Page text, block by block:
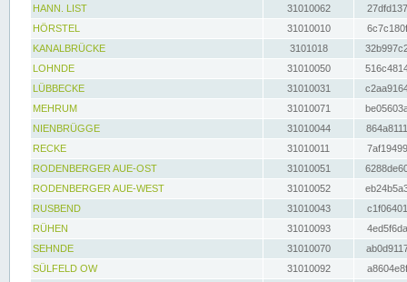
HANN. LIST
31010062
HÖRSTEL
31010010
KANALBRÜCKE
3101018
LOHNDE
31010050
LÜBBECKE
31010031
MEHRUM
31010071
NIENBRÜGGE
31010044
RECKE
31010011
RODENBERGER AUE-OST
31010051
RODENBERGER AUE-WEST
31010052
RUSBEND
31010043
RÜHEN
31010093
SEHNDE
31010070
SÜLFELD OW
31010092